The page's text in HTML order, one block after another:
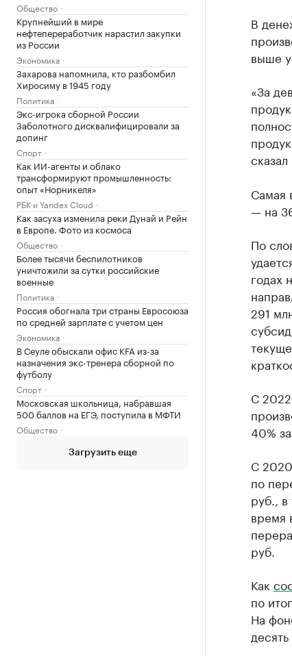
Общество
Крупнейший в мире
нефтепереработчик нарастил закупки
из России
Экономика
Захарова напомнила, кто разбомбил
Хиросиму в 1945 году
Политика
Экс-игрока сборной России
Заболотного дисквалифицировали за
допинг
Спорт
Как ИИ-агенты и облако
трансформируют промышленность:
опыт «Норникеля»
РБК и Yandex Cloud
Как засуха изменила реки Дунай и Рейн
в Европе. Фото из космоса
Общество
Более тысячи беспилотников
уничтожили за сутки российские
военные
Политика
Россия обогнала три страны Евросоюза
по средней зарплате с учетом цен
Экономика
В Сеуле обыскали офис KFA из-за
назначения экс-тренера сборной по
футболу
Спорт
Московская школьница, набравшая
500 баллов на ЕГЭ, поступила в МФТИ
Общество
Загрузить еще
В
выше
«За
Самая
— на
По
годах
291
С
40%
С
по
руб.,
время
руб.
Как
по
На